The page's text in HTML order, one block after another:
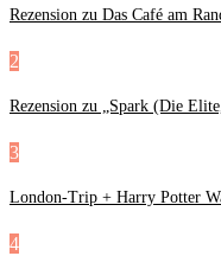
Rezension zu Das Café am
2
Rezension zu „Spark (Die
3
London-Trip + Harry Potter
4